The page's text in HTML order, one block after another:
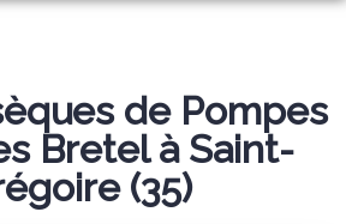
de Pompes
Bretel à Saint-
(35)